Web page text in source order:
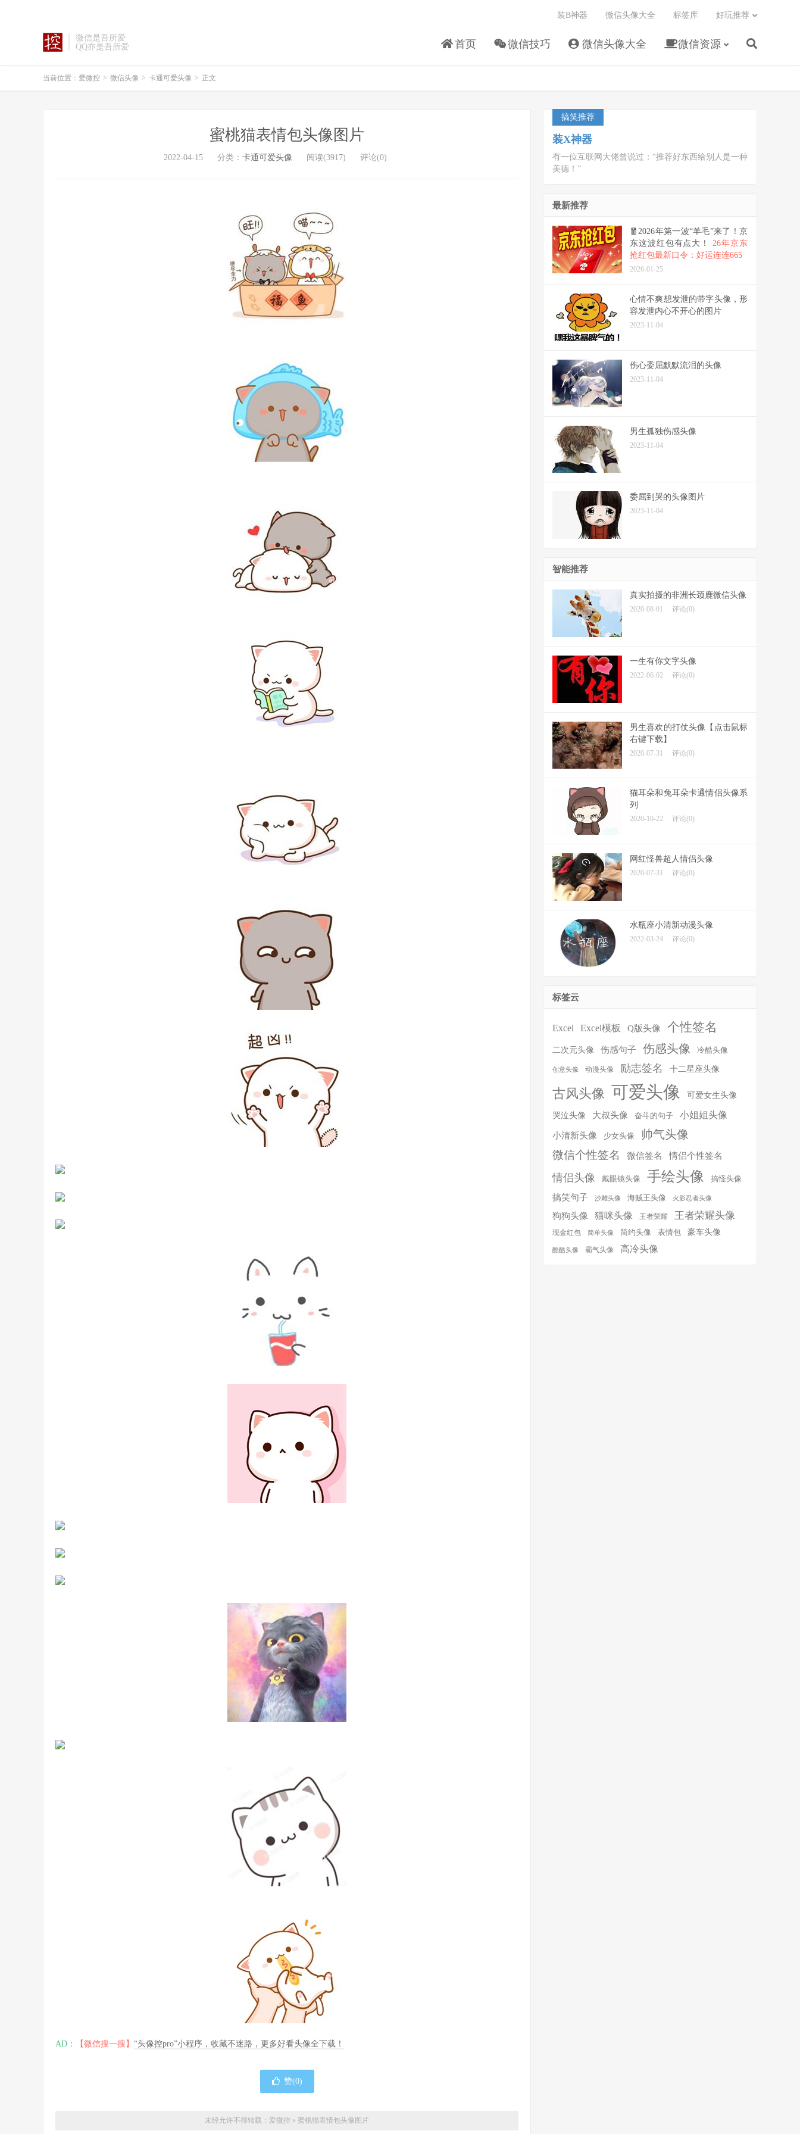
微信是吾所爱
QQ亦是吾所爱
首页 微信技巧 微信头像大全 微信资源
装B神器 微信头像大全 标签库 好玩推荐
当前位置： 爱微控 > 微信头像 > 卡通可爱头像 > 正文
蜜桃猫表情包头像图片
2022-04-15 分类： 卡通可爱头像 阅读(3917) 评论(0)
AD： 【微信搜一搜】 “头像控pro”小程序，收藏不迷路，更多好看头像全下载！
赞(0)
未经允许不得转载： 爱微控 » 蜜桃猫表情包头像图片
搞笑推荐
装X神器
有一位互联网大佬曾说过：“推荐好东西给别人是一种
美德！”
最新推荐
🧧2026年第一波“羊毛”来了！京
东这波红包有点大！ 26年京东
抢红包最新口令：好运连连665
2026-01-25
心情不爽想发泄的带字头像，形
容发泄内心不开心的图片
2023-11-04
伤心委屈默默流泪的头像
2023-11-04
男生孤独伤感头像
2023-11-04
委屈到哭的头像图片
2023-11-04
智能推荐
真实拍摄的非洲长颈鹿微信头像
2020-08-01 评论(0)
一生有你文字头像
2022-06-02 评论(0)
男生喜欢的打仗头像【点击鼠标
右键下载】
2020-07-31 评论(0)
猫耳朵和兔耳朵卡通情侣头像系
列
2020-10-22 评论(0)
网红怪兽超人情侣头像
2020-07-31 评论(0)
水瓶座小清新动漫头像
2022-03-24 评论(0)
标签云
Excel Excel模板 Q版头像 个性签名
二次元头像 伤感句子 伤感头像 冷酷头像
创意头像 动漫头像 励志签名 十二星座头像
古风头像 可爱头像 可爱女生头像
哭泣头像 大叔头像 奋斗的句子 小姐姐头像
小清新头像 少女头像 帅气头像
微信个性签名 微信签名 情侣个性签名
情侣头像 戴眼镜头像 手绘头像 搞怪头像
搞笑句子 沙雕头像 海贼王头像 火影忍者头像
狗狗头像 猫咪头像 王者荣耀 王者荣耀头像
现金红包 简单头像 简约头像 表情包 豪车头像
酷酷头像 霸气头像 高冷头像